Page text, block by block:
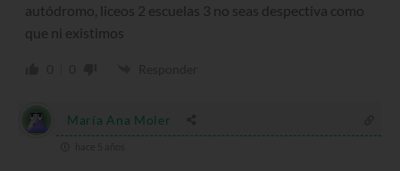
autódromo, liceos 2 escuelas 3 no seas despectiva como
que ni existimos
María Ana Moler